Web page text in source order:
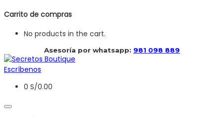
Carrito de compras
No products in the cart.
Asesoría por whatsapp: 981 098 889
Escríbenos
0 S/0.00